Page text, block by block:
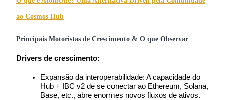
Aprenda como ganhar renda passiva
ao Cosmos Hub
Principais Motoristas de Crescimento & O que Observar
Drivers de crescimento:
Expansão da interoperabilidade: A capacidade do
Hub + IBC v2 de se conectar ao Ethereum, Solana,
Base, etc., abre enormes novos fluxos de ativos.